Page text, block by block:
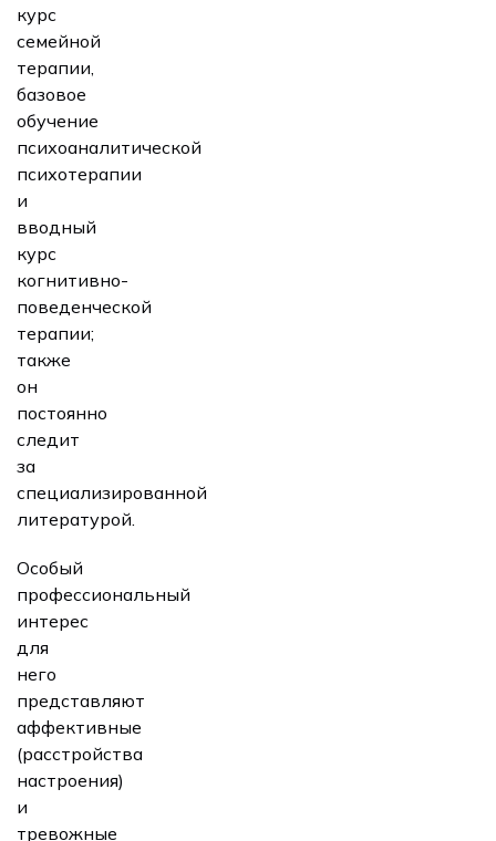
курс
семейной
терапии,
базовое
обучение
психоаналитической
психотерапии
и
вводный
курс
когнитивно-
поведенческой
терапии;
также
он
постоянно
следит
за
специализированной
литературой.
Особый
профессиональный
интерес
для
него
представляют
аффективные
(расстройства
настроения)
и
тревожные